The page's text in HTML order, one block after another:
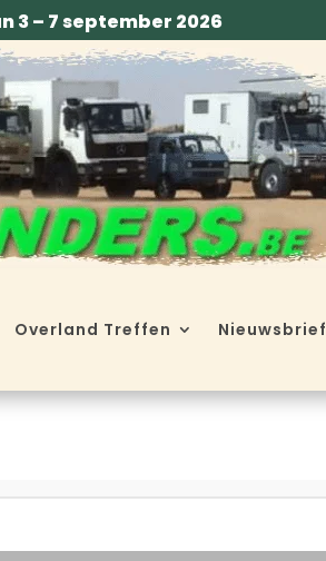
3 – 7 september 2026
Overland Treffen Nieuwsbrief